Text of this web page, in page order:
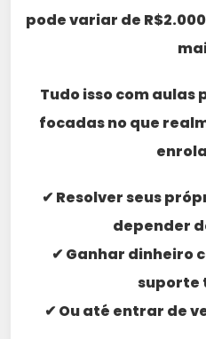
pode variar de
Tudo isso com
focadas no que
✔ Resolver seus
depender
✔ Ganhar dinheiro
suporte
✔ Ou até entrar de